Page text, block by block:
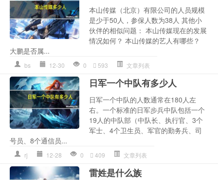
本山传媒（北京）有限公司的人员规模
是少于50人，参保人数为38人 其他小
伙伴的相似问题： 本山传媒现在的发展
情况如何？ 本山传媒的艺人有哪些？
大鹏是否属...
bs 12-30 0 593 文章列表
日军一个中队有多少人
日军一个中队的人数通常在180人左
右。一个标准的日军步兵中队包括一个
19人的中队部（中队长、执行官、3个
军士、4个卫生员、军官的勤务兵、司
号员、8个通信员...
rj 12-28 0 409 文章列表
雷姓是什么族